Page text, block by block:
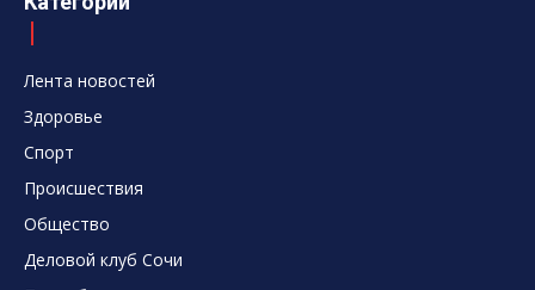
Лента новостей
Здоровье
Спорт
Происшествия
Общество
Деловой клуб Сочи